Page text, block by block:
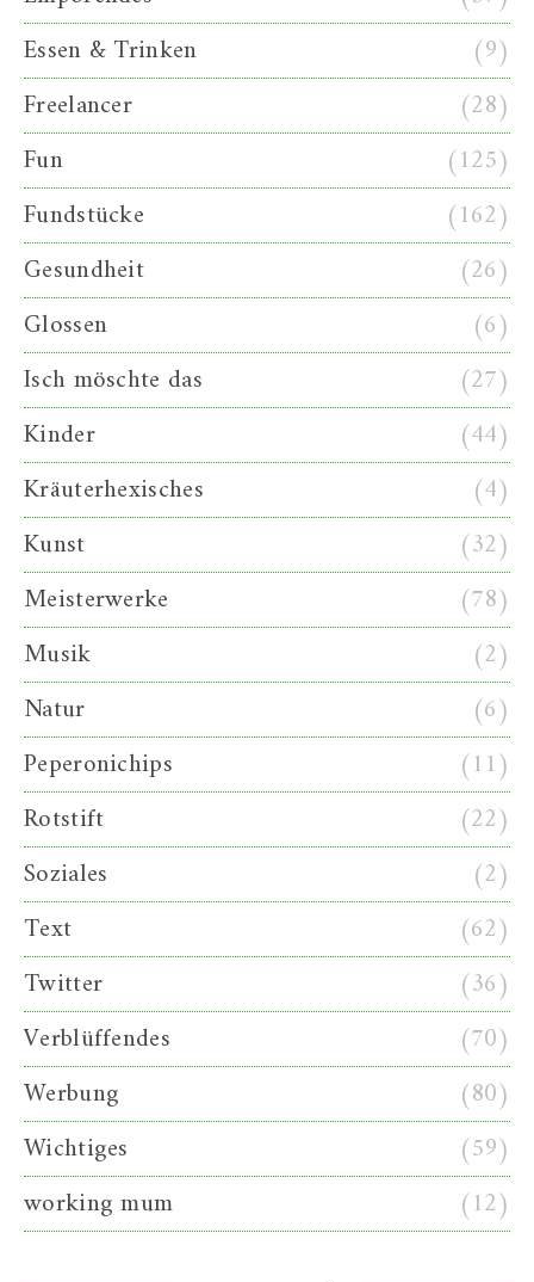
Essen & Trinken
(9)
Freelancer
(28)
Fun
(125)
Fundstücke
(162)
Gesundheit
(26)
Glossen
(6)
Isch möschte das
(27)
Kinder
(44)
Kräuterhexisches
(4)
Kunst
(32)
Meisterwerke
(78)
Musik
(2)
Natur
(6)
Peperonichips
(11)
Rotstift
(22)
Soziales
(2)
Text
(62)
Twitter
(36)
Verblüffendes
(70)
Werbung
(80)
Wichtiges
(59)
working mum
(12)